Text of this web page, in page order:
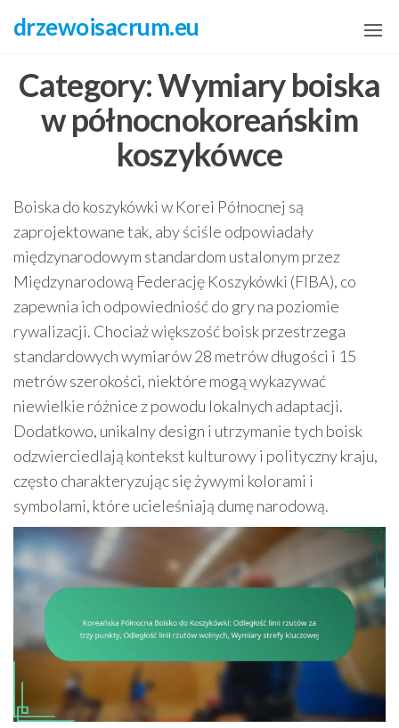
content
drzewoisacrum.eu
Category:Wymiary boiska
w północnokoreańskim
koszykówce
Boiska do koszykówki w Korei Północnej są
zaprojektowane tak, aby ściśle odpowiadały
międzynarodowym standardom ustalonym przez
Międzynarodową Federację Koszykówki (FIBA), co
zapewnia ich odpowiedniość do gry na poziomie
rywalizacji. Chociaż większość boisk przestrzega
standardowych wymiarów 28 metrów długości i 15
metrów szerokości, niektóre mogą wykazywać
niewielkie różnice z powodu lokalnych adaptacji.
Dodatkowo, unikalny design i utrzymanie tych boisk
odzwierciedlają kontekst kulturowy i polityczny kraju,
często charakteryzując się żywymi kolorami i
symbolami, które ucieleśniają dumę narodową.